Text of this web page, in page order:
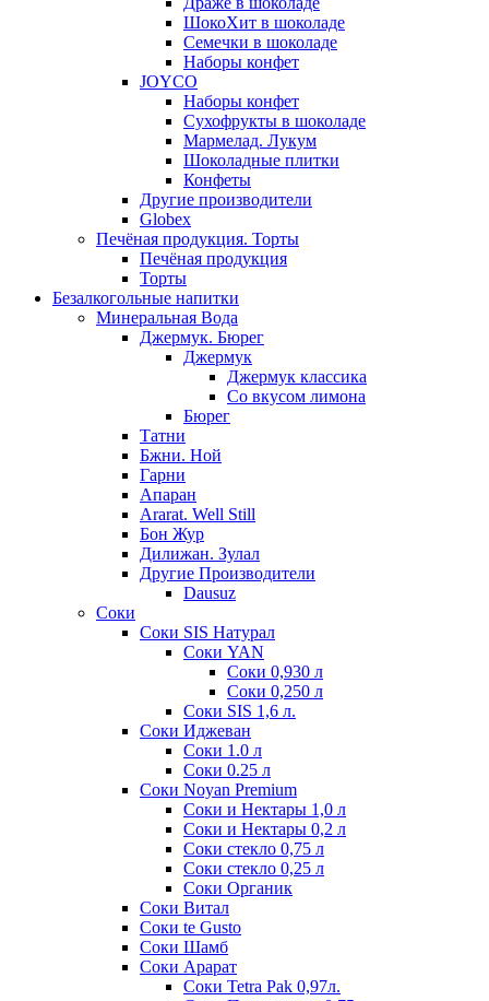
ШокоХит в шоколаде
Семечки в шоколаде
Наборы конфет
JOYCO
Наборы конфет
Сухофрукты в шоколаде
Мармелад. Лукум
Шоколадные плитки
Конфеты
Другие производители
Globex
Печёная продукция. Торты
Печёная продукция
Торты
Безалкогольные напитки
Минеральная Вода
Джермук. Бюрег
Джермук
Джермук классика
Со вкусом лимона
Бюрег
Татни
Бжни. Ной
Гарни
Апаран
Ararat. Well Still
Бон Жур
Дилижан. Зулал
Другие Производители
Dausuz
Соки
Соки SIS Натурал
Соки YAN
Соки 0,930 л
Соки 0,250 л
Соки SIS 1,6 л.
Соки Иджеван
Соки 1.0 л
Соки 0.25 л
Соки Noyan Premium
Соки и Нектары 1,0 л
Соки и Нектары 0,2 л
Соки стекло 0,75 л
Соки стекло 0,25 л
Соки Органик
Соки Витал
Соки te Gusto
Соки Шамб
Соки Арарат
Соки Tetra Pak 0,97л.